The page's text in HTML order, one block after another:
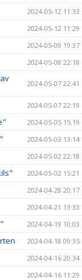
2024-05-12 11:33
2024-05-12 11:29
2024-05-09 19:37
2024-05-08 22:18
2024-05-07 22:41
2024-05-07 22:19
2024-05-05 15:19
2024-05-03 13:14
2024-05-02 22:18
2024-05-02 15:21
2024-04-28 20:17
2024-04-21 13:33
2024-04-19 10:03
2024-04-18 09:35
2024-04-16 20:34
2024-04-16 11:29